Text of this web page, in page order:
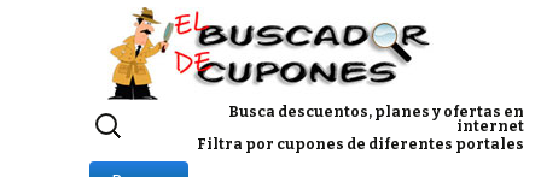
Busca descuentos, planes y ofertas en
internet
Filtra por cupones de diferentes portales
Buscar
por: